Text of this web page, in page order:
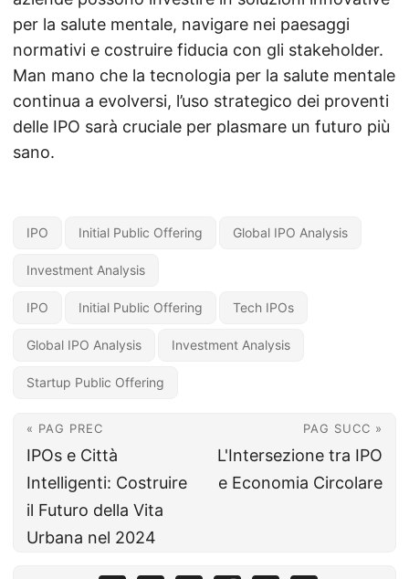
per la salute mentale, navigare nei paesaggi
normativi e costruire fiducia con gli stakeholder.
Man mano che la tecnologia per la salute mentale
continua a evolversi, l’uso strategico dei proventi
delle IPO sarà cruciale per plasmare un futuro più
sano.
IPO Initial Public Offering Global IPO Analysis
Investment Analysis
IPO Initial Public Offering Tech IPOs
Global IPO Analysis Investment Analysis
Startup Public Offering
« PAG PREC
IPOs e Città
Intelligenti: Costruire
il Futuro della Vita
Urbana nel 2024
PAG SUCC »
L'Intersezione tra IPO
e Economia Circolare